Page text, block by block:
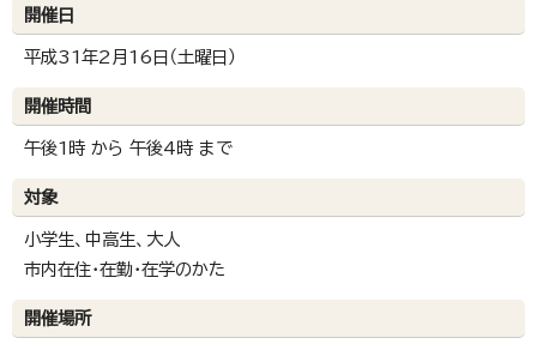
開催日
平成31年2月16日（土曜日）
開催時間
午後1時 から 午後4時 まで
対象
小学生、中高生、大人
市内在住・在勤・在学のかた
開催場所